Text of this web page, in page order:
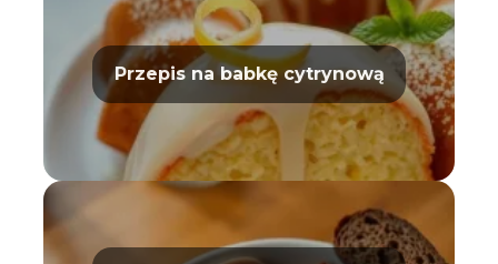
Przepis na babkę cytrynową